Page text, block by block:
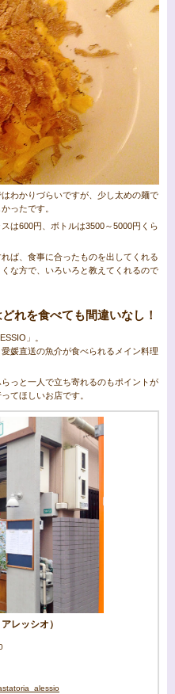
わかりづらいですが、少し太めの麺で
ったです。
は600円、ボトルは3500～5000円くら
ば、食事に合ったものを出してくれる
な方で、いろいろと教えてくれるので
れを食べても間違いなし！
」。
媛直送の魚介が食べられるメイン料理
っと一人で立ち寄れるのもポイントが
てほしいお店です。
レッシオ）